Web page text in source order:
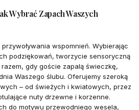
Wybrać Zapach Waszych
wspomnień. Wybierając
podziękowań, tworzycie sensoryczną
gdy goście zapalą świeczkę,
Waszego ślubu. Oferujemy szeroką
– od świeżych i kwiatowych, przez
nuty drzewne i korzenne.
do motywu przewodniego wesela,